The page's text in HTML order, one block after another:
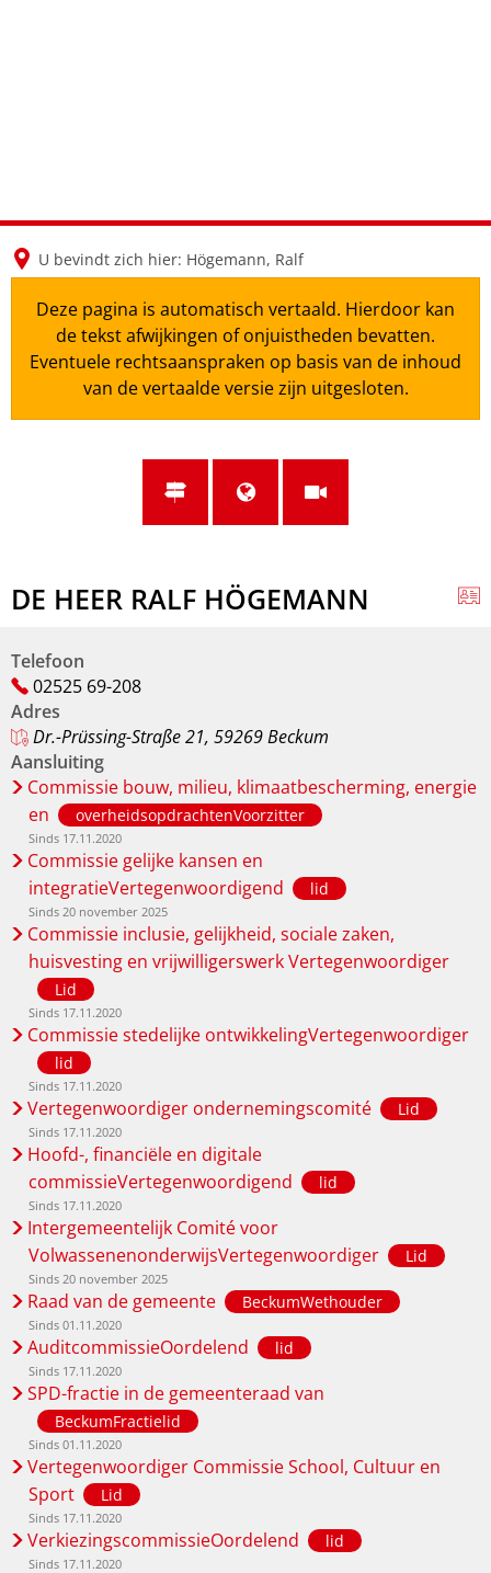
U bevindt zich hier: Högemann, Ralf
Deze pagina is automatisch vertaald. Hierdoor kan
de tekst afwijkingen of onjuistheden bevatten.
Eventuele rechtsaanspraken op basis van de inhoud
van de vertaalde versie zijn uitgesloten.
DE HEER RALF HÖGEMANN
Telefoon
02525 69-208
Adres
Dr.-Prüssing-Straße 21, 59269 Beckum
Aansluiting
Commissie bouw, milieu, klimaatbescherming, energie
en
overheidsopdrachtenVoorzitter
Sinds 17.11.2020
Commissie gelijke kansen en
integratieVertegenwoordigend
lid
Sinds 20 november 2025
Commissie inclusie, gelijkheid, sociale zaken,
huisvesting en vrijwilligerswerk Vertegenwoordiger
Lid
Sinds 17.11.2020
Commissie stedelijke ontwikkelingVertegenwoordiger
lid
Sinds 17.11.2020
Vertegenwoordiger ondernemingscomité Lid
Sinds 17.11.2020
Hoofd-, financiële en digitale
commissieVertegenwoordigend
lid
Sinds 17.11.2020
Intergemeentelijk Comité voor
VolwassenenonderwijsVertegenwoordiger
Lid
Sinds 20 november 2025
Raad van de gemeente BeckumWethouder
Sinds 01.11.2020
AuditcommissieOordelend lid
Sinds 17.11.2020
SPD-fractie in de gemeenteraad van
BeckumFractielid
Sinds 01.11.2020
Vertegenwoordiger Commissie School, Cultuur en
Sport
Lid
Sinds 17.11.2020
VerkiezingscommissieOordelend lid
Sinds 17.11.2020